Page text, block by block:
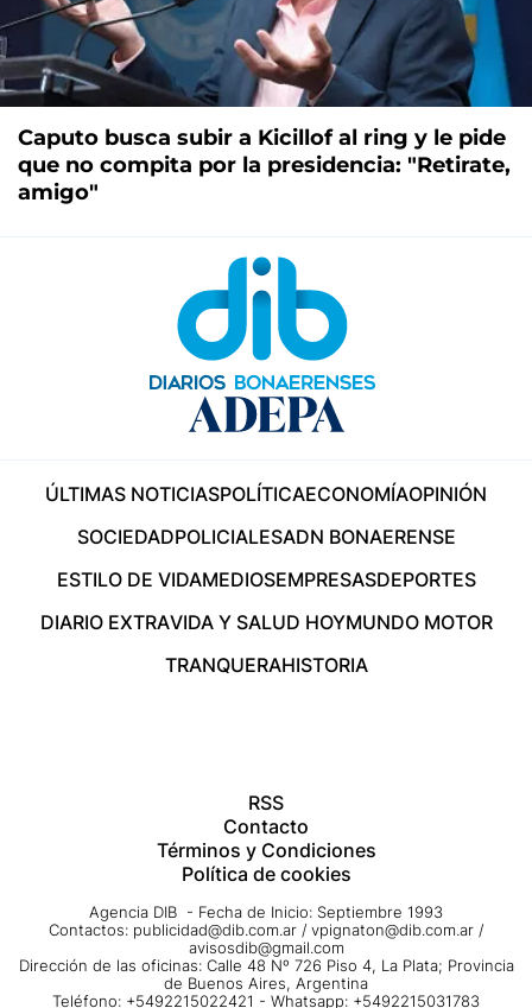
Caputo busca subir a Kicillof al ring y le pide
que no compita por la presidencia: "Retirate,
amigo"
ÚLTIMAS NOTICIASPOLÍTICAECONOMÍAOPINIÓN
SOCIEDADPOLICIALESADN BONAERENSE
ESTILO DE VIDAMEDIOSEMPRESASDEPORTES
DIARIO EXTRAVIDA Y SALUD HOYMUNDO MOTOR
TRANQUERAHISTORIA
RSS
Contacto
Términos y Condiciones
Política de cookies
Agencia DIB - Fecha de Inicio: Septiembre 1993
Contactos: publicidad@dib.com.ar / vpignaton@dib.com.ar /
avisosdib@gmail.com
Dirección de las oficinas: Calle 48 Nº 726 Piso 4, La Plata; Provincia
de Buenos Aires, Argentina
Teléfono: +5492215022421 - Whatsapp: +5492215031783